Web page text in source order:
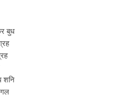
बुध
शनि